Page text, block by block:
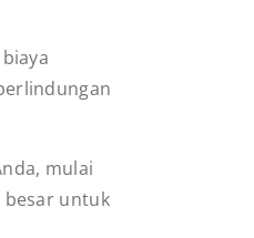
mulai
besar untuk